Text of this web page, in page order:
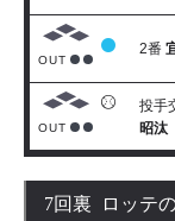
OUT
2番
OUT
投手
昭汰
7回裏 ロッテ